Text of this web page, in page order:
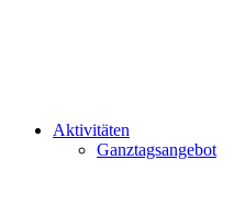
Aktivitäten
Ganztagsangebot